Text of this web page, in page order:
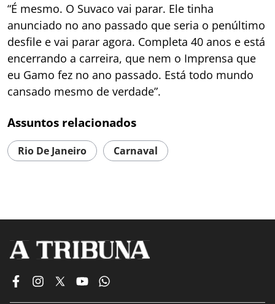
“É mesmo. O Suvaco vai parar. Ele tinha
anunciado no ano passado que seria o penúltimo
desfile e vai parar agora. Completa 40 anos e está
encerrando a carreira, que nem o Imprensa que
eu Gamo fez no ano passado. Está todo mundo
cansado mesmo de verdade”.
Assuntos relacionados
Rio De Janeiro Carnaval